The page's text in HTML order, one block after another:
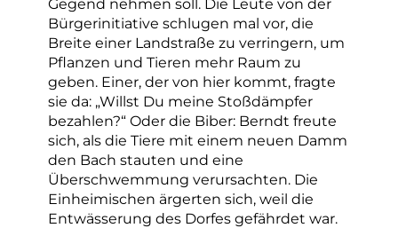
Bürgerinitiative schlugen mal vor, die
Breite einer Landstraße zu verringern, um
Pflanzen und Tieren mehr Raum zu
geben. Einer, der von hier kommt, fragte
sie da: „Willst Du meine Stoßdämpfer
bezahlen?“ Oder die Biber: Berndt freute
sich, als die Tiere mit einem neuen Damm
den Bach stauten und eine
Überschwemmung verursachten. Die
Einheimischen ärgerten sich, weil die
Entwässerung des Dorfes gefährdet war.